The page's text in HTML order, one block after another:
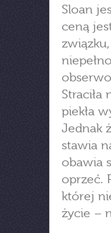
Sloan
ceną
Straciła
piekła
Jednak
stawia
obawia
oprzeć.
której
życie –